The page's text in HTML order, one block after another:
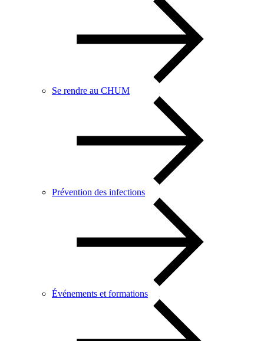
Se rendre au CHUM
Prévention des infections
Événements et formations